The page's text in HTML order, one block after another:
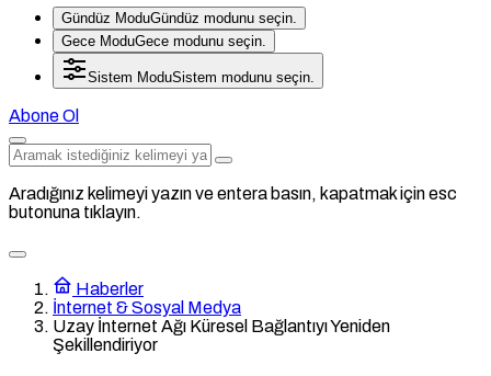
Gündüz ModuGündüz modunu seçin.
Gece ModuGece modunu seçin.
Sistem ModuSistem modunu seçin.
Abone Ol
Aradığınız kelimeyi yazın ve entera basın, kapatmak için esc
butonuna tıklayın.
Haberler
İnternet & Sosyal Medya
Uzay İnternet Ağı Küresel Bağlantıyı Yeniden
Şekillendiriyor